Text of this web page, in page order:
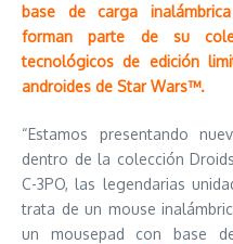
base de carga
forman parte de su
tecnológicos de edición
androides de Star Wars™.
“Estamos presentando
dentro de la colección
C-3PO, las legendarias
trata de un mouse
un mousepad con base